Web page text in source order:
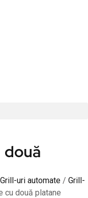
Grill-uri automate / Grill-
cu două platane